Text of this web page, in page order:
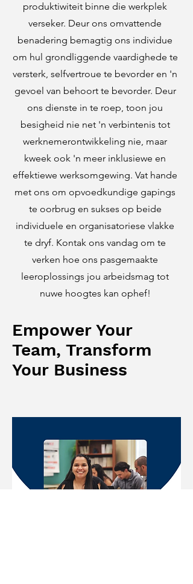
produktiwiteit binne die werkplek
verseker. Deur ons omvattende
benadering bemagtig ons individue
om hul grondliggende vaardighede te
versterk, selfvertroue te bevorder en 'n
gevoel van behoort te bevorder. Deur
ons dienste in te roep, toon jou
besigheid nie net 'n verbintenis tot
werknemerontwikkeling nie, maar
kweek ook 'n meer inklusiewe en
effektiewe werksomgewing. Vat hande
met ons om opvoedkundige gapings
te oorbrug en sukses op beide
individuele en organisatoriese vlakke
te dryf. Kontak ons vandag om te
verken hoe ons pasgemaakte
leeroplossings jou arbeidsmag tot
nuwe hoogtes kan ophef!
Empower Your
Team, Transform
Your Business